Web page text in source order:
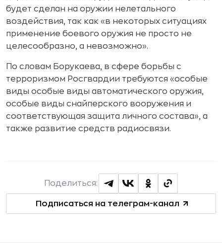
будет сделан на оружии нелетального
воздействия, так как «в некоторых ситуациях
применение боевого оружия не просто не
целесообразно, а невозможно».
По словам Борукаева, в сфере борьбы с
терроризмом Росгвардии требуются «особые
виды особые виды автоматического оружия,
особые виды снайперского вооружения и
соответствующая защита личного состава», а
также развитие средств радиосвязи.
Подписаться на телеграм-канал
Поделиться: